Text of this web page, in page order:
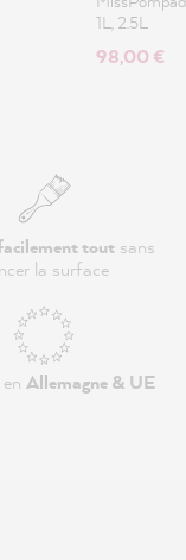
1L, 2.5L
98,00 €
toutsans
la surface
Allemagne & UE